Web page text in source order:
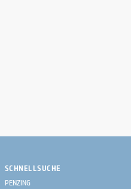
SCHNELLSUCHE
PENZING